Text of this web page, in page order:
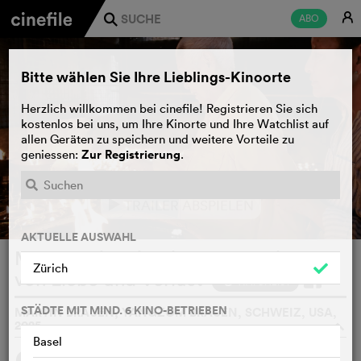
ABO E
j
TRAILER ABSPIELEN
MOLA - Eine tibetische Geschichte
von Liebe und Verlust
FWATCHLIST
MARTIN BRAUEN, YANGZOM BRAUEN, SCHWEIZ, USA,
2025 o
Bitte wählen Sie Ihre Lieblings-Kinoorte
Herzlich willkommen bei cinefile! Registrieren Sie sich
kostenlos bei uns, um Ihre Kinorte und Ihre Watchlist auf
allen Geräten zu speichern und weitere Vorteile zu
geniessen: Zur Registrierung.
AKTUELLE AUSWAHL
Zürich
STÄDTE MIT MIND. 6 KINO-BETRIEBEN
Basel